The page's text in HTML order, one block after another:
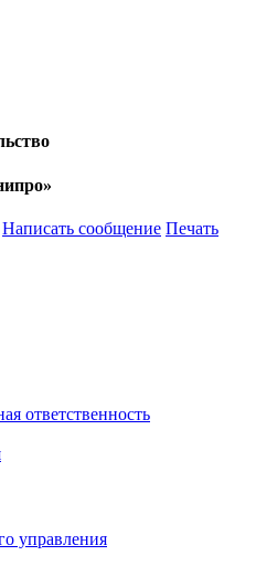
Написать сообщение Печать
ответственность
управления